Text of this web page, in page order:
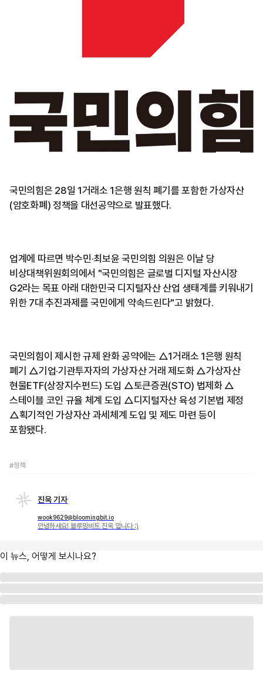
국민의힘은 28일 1거래소 1은행 원칙 폐기를 포함한 가상자산
(암호화폐) 정책을 대선공약으로 발표했다.
업계에 따르면 박수민·최보윤 국민의힘 의원은 이날 당
비상대책위원회의에서 "국민의힘은 글로벌 디지털 자산시장
G2라는 목표 아래 대한민국 디지털자산 산업 생태계를 키워내기
위한 7대 추진과제를 국민에게 약속드린다"고 밝혔다.
국민의힘이 제시한 규제 완화 공약에는 △1거래소 1은행 원칙
폐기 △기업·기관투자자의 가상자산 거래 제도화 △가상자산
현물ETF(상장지수펀드) 도입 △토큰증권(STO) 법제화 △
스테이블 코인 규율 체계 도입 △디지털자산 육성 기본법 제정
△획기적인 가상자산 과세체계 도입 및 제도 마련 등이
포함됐다.
#정책
진욱 기자
wook9629@bloomingbit.io
안녕하세요! 블루밍비트 진욱 입니다 :)
이 뉴스, 어떻게 보시나요?